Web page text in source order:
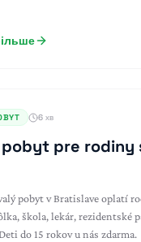
6 хв
pre rodiny
pobyt v Bratislave oplatí
škola, lekár, rezidentské
do 15 rokov u nás zdarma.